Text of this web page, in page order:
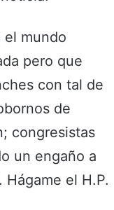
el mundo
pero que
con tal de
de
congresistas
un engaño a
el H.P.